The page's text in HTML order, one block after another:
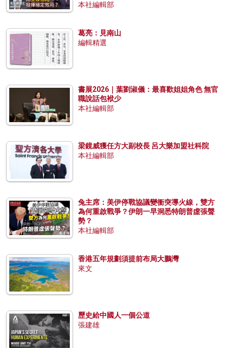
本社編輯部
葛亮：見南山
編輯精選
書展2026｜葉劉淑儀：最喜歡姐姐角色 無官
職說話包袱少
本社編輯部
梁鏡威獲任方大副校長 呂大樂加盟社科院
本社編輯部
兔主席：美伊停戰協議變衝突導火線，雙方
為何重啟戰爭？伊朗一早洞悉特朗普虛張聲
勢？
本社編輯部
香港五年規劃須提前布局大鵬灣
來文
歷史給中國人一個公道
張建雄